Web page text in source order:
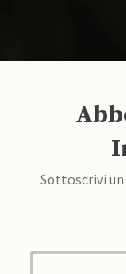
Sottoscrivi